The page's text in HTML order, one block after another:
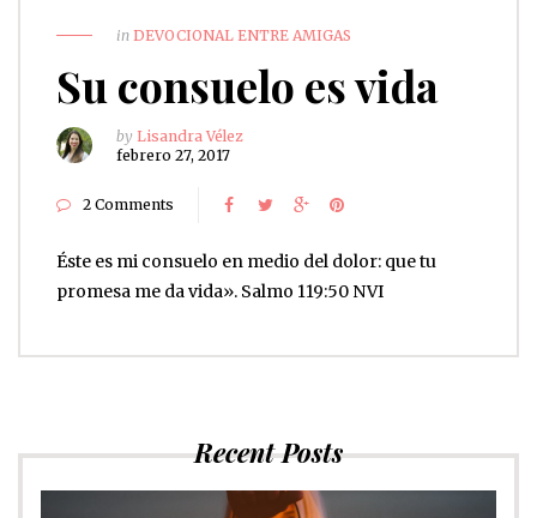
in DEVOCIONAL ENTRE AMIGAS
Su consuelo es vida
by Lisandra Vélez
febrero 27, 2017
2 Comments
Éste es mi consuelo en medio del dolor: que tu
promesa me da vida». Salmo 119:50 NVI
Recent Posts